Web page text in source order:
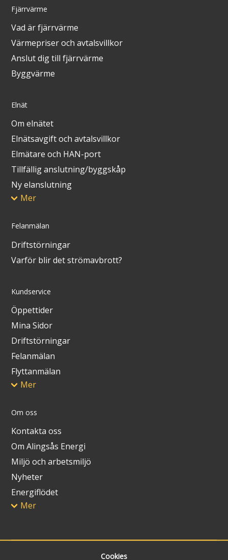
Fjärrvärme
Vad är fjärrvärme
Värmepriser och avtalsvillkor
Anslut dig till fjärrvärme
Byggvärme
Elnät
Om elnätet
Elnätsavgift och avtalsvillkor
Elmätare och HAN-port
Tillfällig anslutning/byggskåp
Ny elanslutning
Mer
Felanmälan
Driftstörningar
Varför blir det strömavbrott?
Kundservice
Öppettider
Mina Sidor
Driftstörningar
Felanmälan
Flyttanmälan
Mer
Om oss
Kontakta oss
Om Alingsås Energi
Miljö och arbetsmiljö
Nyheter
Energiflödet
Mer
Cookies